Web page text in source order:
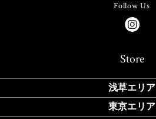
Follow Us
Store
浅草エリア
東京エリア